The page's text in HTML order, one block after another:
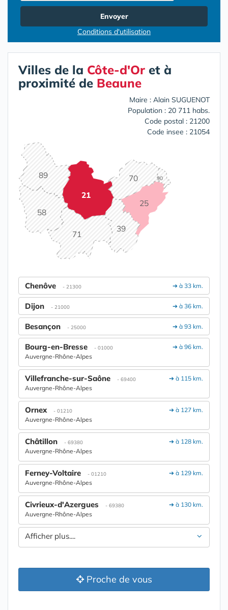
Envoyer
Conditions d'utilisation
Villes de la Côte-d'Or et à
proximité de Beaune
Maire : Alain SUGUENOT
Population : 20 711 habs.
Code postal : 21200
Code insee : 21054
21
25
39
58
70
71
89 90
➔ à 33 km.
Chenôve - 21300
➔ à 36 km.
Dijon - 21000
➔ à 93 km.
Besançon - 25000
➔ à 96 km.
Bourg-en-Bresse - 01000
Auvergne-Rhône-Alpes
➔ à 115 km.
Villefranche-sur-Saône - 69400
Auvergne-Rhône-Alpes
➔ à 127 km.
Ornex - 01210
Auvergne-Rhône-Alpes
➔ à 128 km.
Châtillon - 69380
Auvergne-Rhône-Alpes
➔ à 129 km.
Ferney-Voltaire - 01210
Auvergne-Rhône-Alpes
➔ à 130 km.
Civrieux-d'Azergues - 69380
Auvergne-Rhône-Alpes
Afficher plus....
Proche de vous